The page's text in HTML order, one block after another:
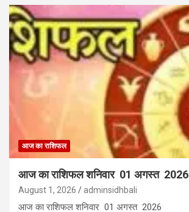
आज का राशिफल
आज का राशिफल शनिवार 01 अगस्त 2026
August 1, 2026 adminsidhbali
आज का राशिफल शनिवार 01 अगस्त 2026